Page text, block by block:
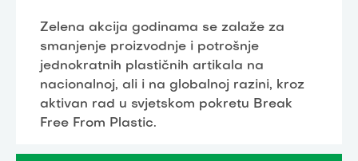
Zelena akcija godinama se zalaže za
smanjenje proizvodnje i potrošnje
jednokratnih plastičnih artikala na
nacionalnoj, ali i na globalnoj razini, kroz
aktivan rad u svjetskom pokretu Break
Free From Plastic.